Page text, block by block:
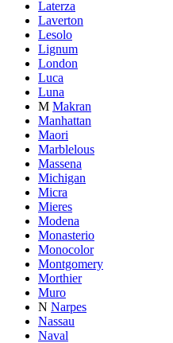
Laterza
Laverton
Lesolo
Lignum
London
Luca
Luna
M Makran
Manhattan
Maori
Marblelous
Massena
Michigan
Micra
Mieres
Modena
Monasterio
Monocolor
Montgomery
Morthier
Muro
N Narpes
Nassau
Naval